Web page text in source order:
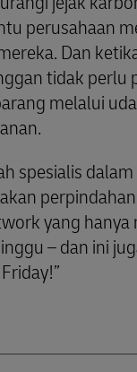
perusahaan
Dan
tidak perlu
melalui
spesialis
yang hanya
– dan ini